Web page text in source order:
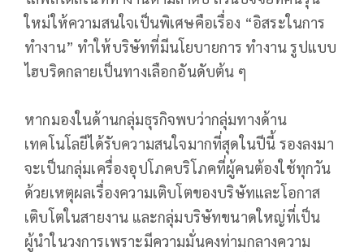
ใหม่ให้ความสนใจเป็นพิเศษคือเรื่อง “อิสระในการ
ทำงาน” ทำให้บริษัทที่มีนโยบายการ ทำงาน รูปแบบ
ไฮบริดกลายเป็นทางเลือกอันดับต้น ๆ
หากมองในด้านกลุ่มธุรกิจพบว่ากลุ่มทางด้าน
เทคโนโลยีได้รับความสนใจมากที่สุดในปีนี้ รองลงมา
จะเป็นกลุ่มเครื่องอุปโภคบริโภคที่ผู้คนต้องใช้ทุกวัน
ด้วยเหตุผลเรื่องความเติบโตของบริษัทและโอกาส
เติบโตในสายงาน และกลุ่มบริษัทขนาดใหญ่ที่เป็น
ผู้นำในวงการเพราะมีความมั่นคงท่ามกลางความ